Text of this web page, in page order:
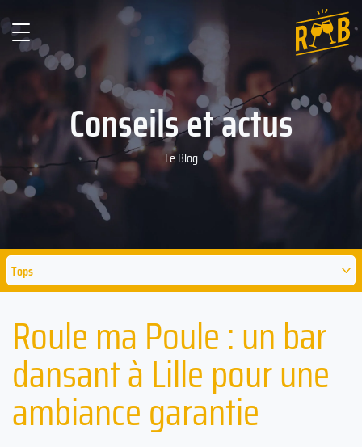
Conseils et actus
Le Blog
Tops
Roule ma Poule : un bar
dansant à Lille pour une
ambiance garantie